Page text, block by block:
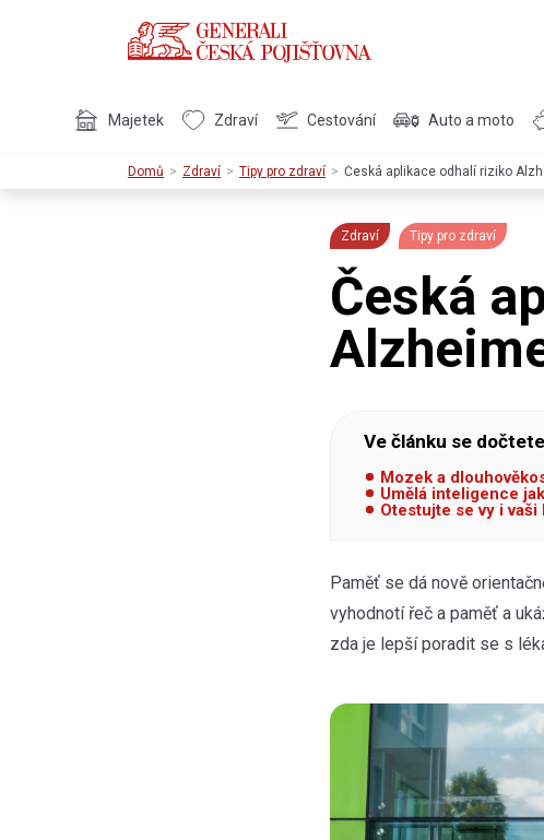
Majetek Zdraví Cestování Auto a moto
Domů Zdraví Tipy pro zdraví Česká aplikace odhalí riziko
Zdraví Tipy pro zdraví
Česká
Ve článku se
Mozek a
Umělá inteligence
Otestujte se vy i
Paměť se dá nově
vyhodnotí řeč a paměť a
zda je lepší poradit se s